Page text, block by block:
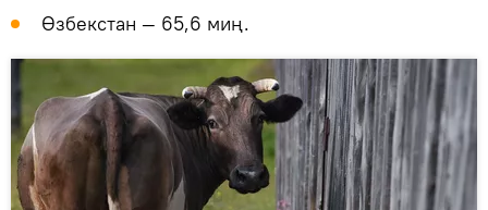
Өзбекстан — 65,6 миң.